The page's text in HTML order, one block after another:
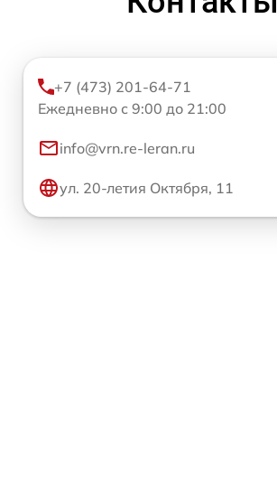
+7 (473) 201-64-71
Ежедневно с 9:00 до 21:00
info@vrn.re-leran.ru
ул. 20-летия Октября, 11